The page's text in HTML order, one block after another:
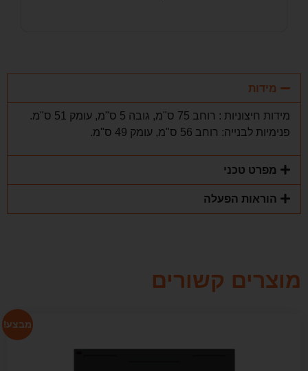
מידות
מידות חיצוניות : רוחב 75 ס"מ, גובה 5 ס"מ, עומק 51 ס"מ.
פנימיות לבנייה: רוחב 56 ס"מ, עומק 49 ס"מ.
מפרט טכני
הוראות הפעלה
מוצרים קשורים
מבצע!